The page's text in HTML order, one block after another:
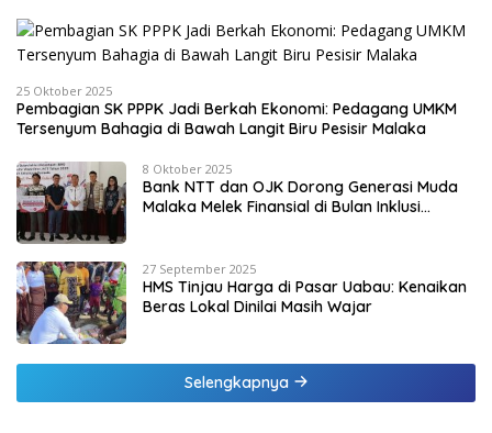
25 Oktober 2025
Pembagian SK PPPK Jadi Berkah Ekonomi: Pedagang UMKM
Tersenyum Bahagia di Bawah Langit Biru Pesisir Malaka
8 Oktober 2025
Bank NTT dan OJK Dorong Generasi Muda
Malaka Melek Finansial di Bulan Inklusi
27 September 2025
HMS Tinjau Harga di Pasar Uabau: Kenaikan
Beras Lokal Dinilai Masih Wajar
Selengkapnya